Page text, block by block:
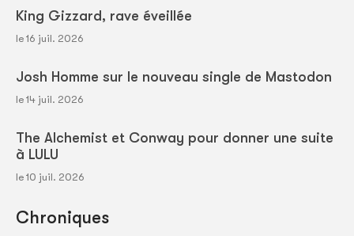
King Gizzard, rave éveillée
le 16 juil. 2026
Josh Homme sur le nouveau single de Mastodon
le 14 juil. 2026
The Alchemist et Conway pour donner une suite
à LULU
le 10 juil. 2026
Chroniques